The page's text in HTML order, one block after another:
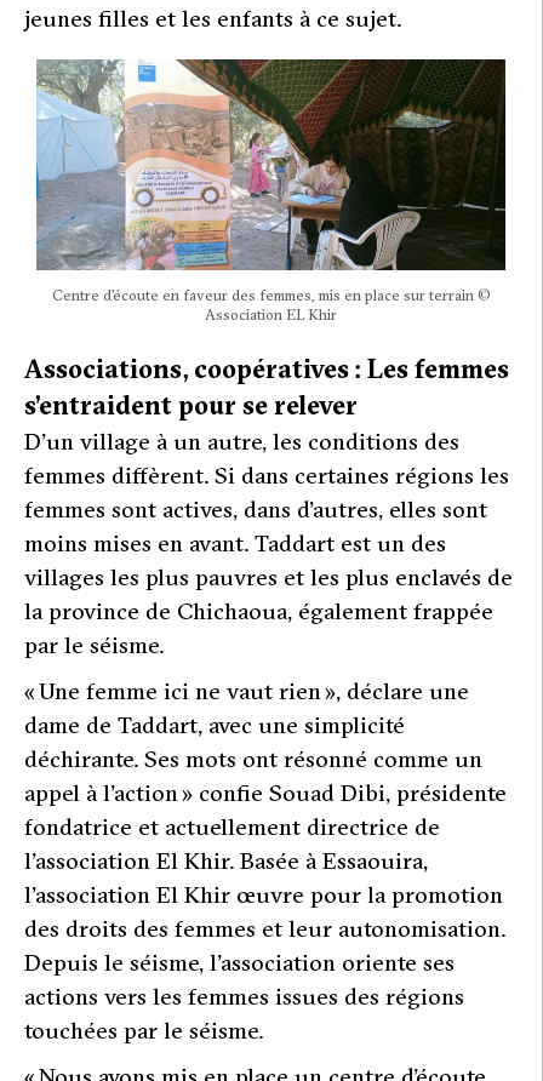
jeunes filles et les enfants à ce sujet.
Centre d’écoute en faveur des femmes, mis en place sur terrain ©
Association EL Khir
Associations, coopératives : Les femmes
s’entraident pour se relever
D’un village à un autre, les conditions des
femmes diffèrent. Si dans certaines régions les
femmes sont actives, dans d’autres, elles sont
moins mises en avant. Taddart est un des
villages les plus pauvres et les plus enclavés de
la province de Chichaoua, également frappée
par le séisme.
« Une femme ici ne vaut rien », déclare une
dame de Taddart, avec une simplicité
déchirante. Ses mots ont résonné comme un
appel à l’action » confie Souad Dibi, présidente
fondatrice et actuellement directrice de
l’association El Khir. Basée à Essaouira,
l’association El Khir œuvre pour la promotion
des droits des femmes et leur autonomisation.
Depuis le séisme, l’association oriente ses
actions vers les femmes issues des régions
touchées par le séisme.